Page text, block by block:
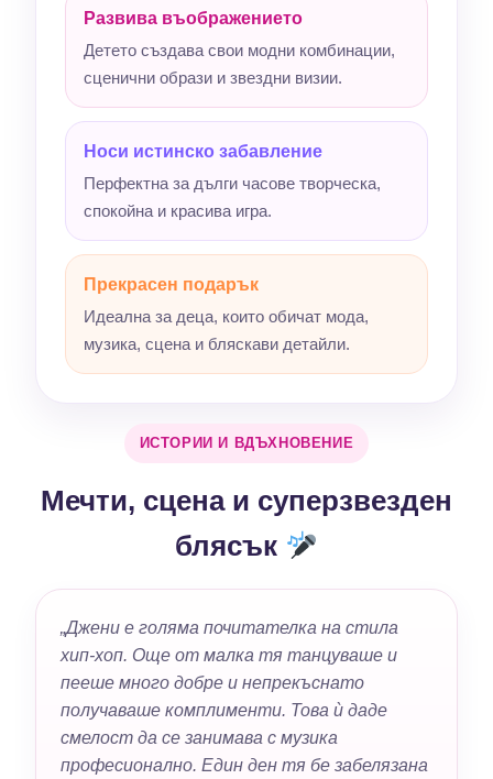
Развива въображението
Детето създава свои модни комбинации,
сценични образи и звездни визии.
Носи истинско забавление
Перфектна за дълги часове творческа,
спокойна и красива игра.
Прекрасен подарък
Идеална за деца, които обичат мода,
музика, сцена и бляскави детайли.
ИСТОРИИ И ВДЪХНОВЕНИЕ
Мечти, сцена и суперзвезден
блясък
„Джени е голяма почитателка на стила
хип-хоп. Още от малка тя танцуваше и
пееше много добре и непрекъснато
получаваше комплименти. Това ѝ даде
смелост да се занимава с музика
професионално. Един ден тя бе забелязана